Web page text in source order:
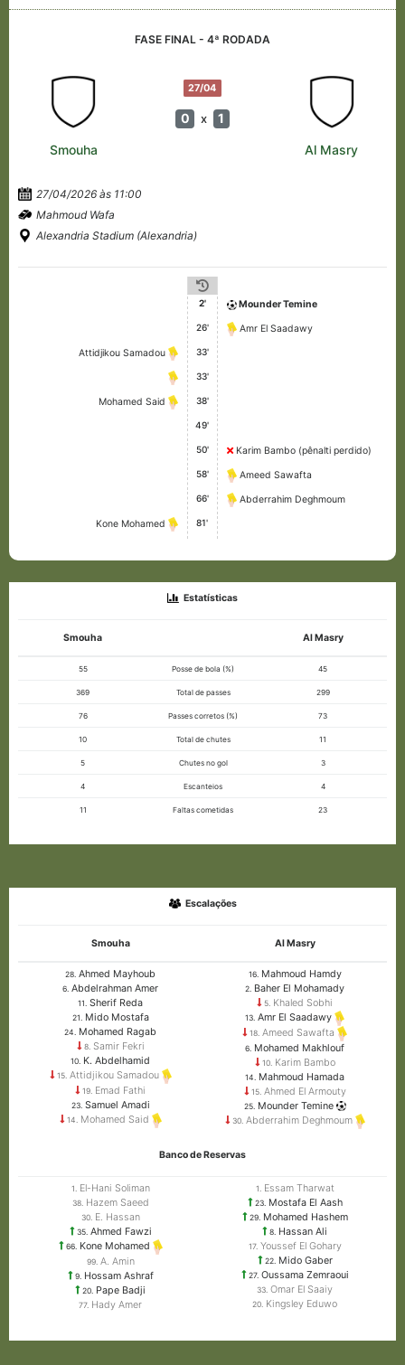
FASE FINAL - 4ª RODADA
27/04
0 x 1
Smouha Al Masry
27/04/2026 às 11:00
Mahmoud Wafa
Alexandria Stadium (Alexandria)
2' Mounder Temine
26' Amr El Saadawy
Attidjikou Samadou 33'
33'
Mohamed Said 38'
49'
50' Karim Bambo (pênalti perdido)
58' Ameed Sawafta
66' Abderrahim Deghmoum
Kone Mohamed 81'
Estatísticas
Smouha Al Masry
55 Posse de bola (%) 45
369 Total de passes 299
76 Passes corretos (%) 73
10 Total de chutes 11
5 Chutes no gol 3
4 Escanteios 4
11 Faltas cometidas 23
Escalações
Smouha Al Masry
28. Ahmed Mayhoub
6. Abdelrahman Amer
11. Sherif Reda
21. Mido Mostafa
24. Mohamed Ragab
8.Samir Fekri
10. K. Abdelhamid
15.Attidjikou Samadou
19. Emad Fathi
23.Samuel Amadi
14.Mohamed Said
16.Mahmoud Hamdy
2. Baher El Mohamady
5. Khaled Sobhi
13. Amr El Saadawy
18. Ameed Sawafta
6. Mohamed Makhlouf
10.Karim Bambo
14. Mahmoud Hamada
15.Ahmed El Armouty
25.Mounder Temine
30.Abderrahim Deghmoum
Banco de Reservas
1. El-Hani Soliman
38.Hazem Saeed
30.E. Hassan
35.Ahmed Fawzi
66.Kone Mohamed
99.A. Amin
9.Hossam Ashraf
20. Pape Badji
77. Hady Amer
1. Essam Tharwat
23.Mostafa El Aash
29.Mohamed Hashem
8. Hassan Ali
17.Youssef El Gohary
22.Mido Gaber
27.Oussama Zemraoui
33. Omar El Saaiy
20. Kingsley Eduwo